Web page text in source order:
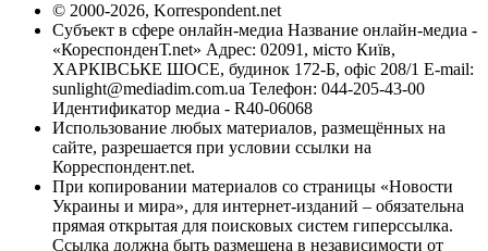
© 2000-2026, Korrespondent.net
Субъект в сфере онлайн-медиа Название онлайн-медиа -
«КореспонденТ.net» Адрес: 02091, місто Київ,
ХАРКІВСЬКЕ ШОСЕ, будинок 172-Б, офіс 208/1 E-mail:
sunlight@mediadim.com.ua Телефон: 044-205-43-00
Идентификатор медиа - R40-06068
Использование любых материалов, размещённых на
сайте, разрешается при условии ссылки на
Корреспондент.net.
При копировании материалов со страницы «Новости
Украины и мира», для интернет-изданий – обязательна
прямая открытая для поисковых систем гиперссылка.
Ссылка должна быть размещена в независимости от